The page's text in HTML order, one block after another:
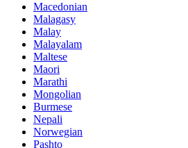
Macedonian
Malagasy
Malay
Malayalam
Maltese
Maori
Marathi
Mongolian
Burmese
Nepali
Norwegian
Pashto